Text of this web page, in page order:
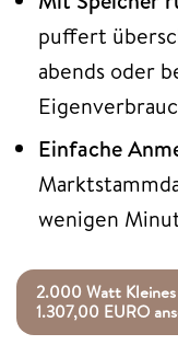
puffert
abends oder
Einfache
wenigen
2.000 Watt
1.307,00 EURO